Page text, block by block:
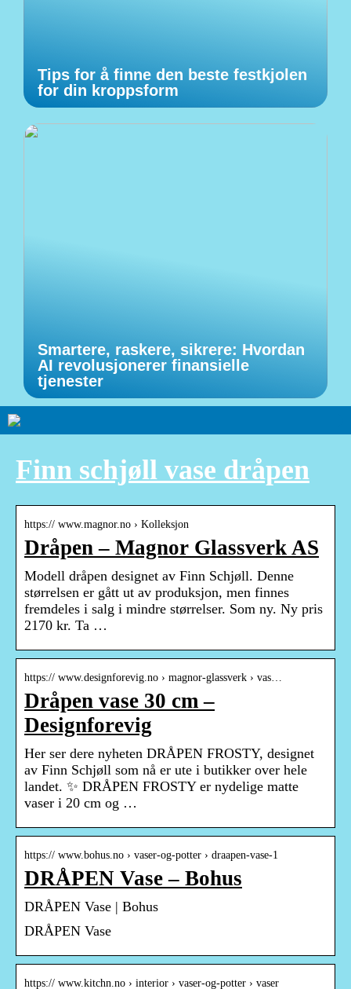
Tips for å finne den beste festkjolen
for din kroppsform
Smartere, raskere, sikrere: Hvordan
AI revolusjonerer finansielle
tjenester
Finn schjøll vase dråpen
https:// www.magnor.no › Kolleksjon
Dråpen – Magnor Glassverk AS
Modell dråpen designet av Finn Schjøll. Denne
størrelsen er gått ut av produksjon, men finnes
fremdeles i salg i mindre størrelser. Som ny. Ny pris
2170 kr. Ta …
https:// www.designforevig.no › magnor-glassverk › vas…
Dråpen vase 30 cm –
Designforevig
Her ser dere nyheten DRÅPEN FROSTY, designet
av Finn Schjøll som nå er ute i butikker over hele
landet. ✨ DRÅPEN FROSTY er nydelige matte
vaser i 20 cm og …
https:// www.bohus.no › vaser-og-potter › draapen-vase-1
DRÅPEN Vase – Bohus
DRÅPEN Vase | Bohus
DRÅPEN Vase
https:// www.kitchn.no › interior › vaser-og-potter › vaser